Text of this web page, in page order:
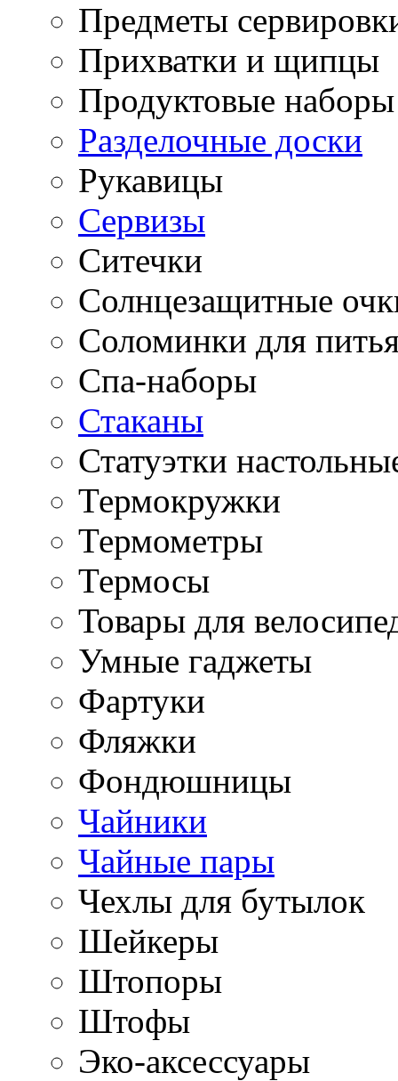
Предметы
Прихватки и щипцы
Продуктовые наборы
Разделочные доски
Рукавицы
Сервизы
Ситечки
Солнцезащитные
Соломинки для
Спа-наборы
Стаканы
Статуэтки
Термокружки
Термометры
Термосы
Товары для
Умные гаджеты
Фартуки
Фляжки
Фондюшницы
Чайники
Чайные пары
Чехлы для бутылок
Шейкеры
Штопоры
Штофы
Эко-аксессуары